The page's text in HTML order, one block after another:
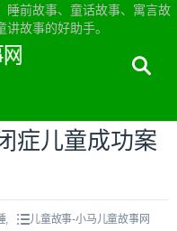
睡前故事、童话故事、寓言故
故事的好助手。
事
症儿童成功案
,
儿童故事-小马儿童故事网